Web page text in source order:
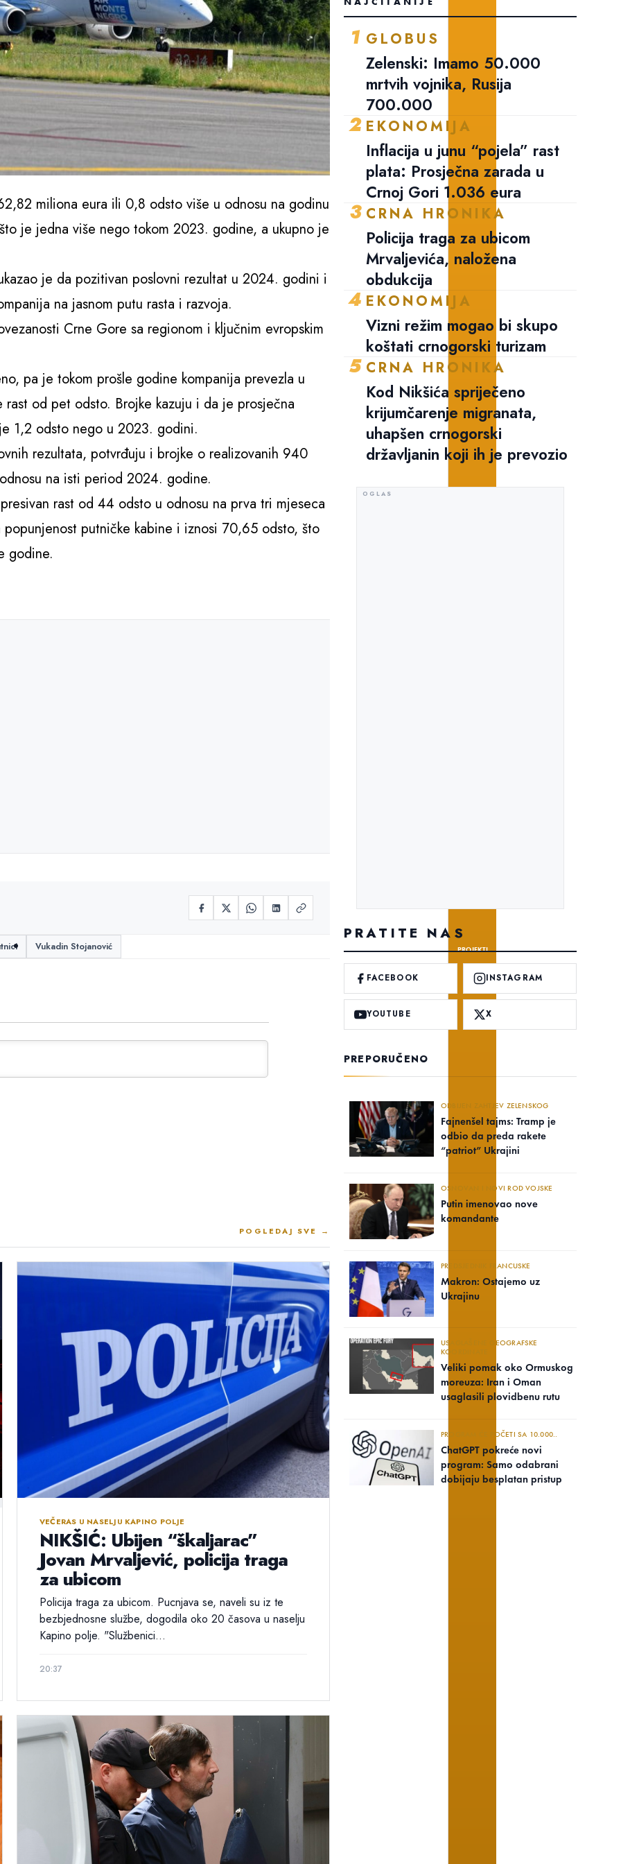
PROJEKTI
miliona eura ili 0,8 odsto više u odnosu na godinu
je jedna više nego tokom 2023. godine, a ukupno je
je da pozitivan poslovni rezultat u 2024. godini i
na jasnom putu rasta i razvoja.
Crne Gore sa regionom i ključnim evropskim
pa je tokom prošle godine kompanija prevezla u
od pet odsto. Brojke kazuju i da je prosječna
1,2 odsto nego u 2023. godini.
rezultata, potvrđuju i brojke o realizovanih 940
na isti period 2024. godine.
rast od 44 odsto u odnosu na prva tri mjeseca
putničke kabine i iznosi 70,65 odsto, što
godine.
Vukadin Stojanović
POGLEDAJ SVE →
VEČERAS U NASELJU KAPINO POLJE
NIKŠIĆ: Ubijen “škaljarac”
Jovan Mrvaljević, policija traga
za ubicom
Policija traga za ubicom. Pucnjava se, naveli su iz te
bezbjednosne službe, dogodila oko 20 časova u naselju
Kapino polje. "Službenici...
20:37
1 GLOBUS
Zelenski: Imamo 50.000
mrtvih vojnika, Rusija
700.000
2 EKONOMIJA
Inflacija u junu “pojela” rast
plata: Prosječna zarada u
Crnoj Gori 1.036 eura
3 CRNA HRONIKA
Policija traga za ubicom
Mrvaljevića, naložena
obdukcija
4 EKONOMIJA
Vizni režim mogao bi skupo
koštati crnogorski turizam
5 CRNA HRONIKA
Kod Nikšića spriječeno
krijumčarenje migranata,
uhapšen crnogorski
državljanin koji ih je prevozio
PRATITE NAS
FACEBOOK INSTAGRAM
YOUTUBE X
PREPORUČENO
ODBIJEN ZAHTJEV ZELENSKOG
Fajnenšel tajms: Tramp je
odbio da preda rakete
“patriot” Ukrajini
OSNOVAN I NOVI ROD VOJSKE
Putin imenovao nove
komandante
PREDSJEDNIK FRANCUSKE
Makron: Ostajemo uz
Ukrajinu
USAGLAŠENE GEOGRAFSKE
KOORDINATE
Veliki pomak oko Ormuskog
moreuza: Iran i Oman
usaglasili plovidbenu rutu
PROGRAM ĆE POČETI SA 10.000..
ChatGPT pokreće novi
program: Samo odabrani
dobijaju besplatan pristup